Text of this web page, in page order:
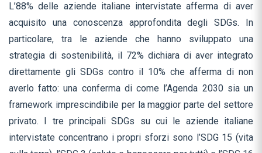
L’88% delle aziende italiane intervistate afferma di aver
acquisito una conoscenza approfondita degli SDGs. In
particolare, tra le aziende che hanno sviluppato una
strategia di sostenibilità, il 72% dichiara di aver integrato
direttamente gli SDGs contro il 10% che afferma di non
averlo fatto: una conferma di come l’Agenda 2030 sia un
framework imprescindibile per la maggior parte del settore
privato. I tre principali SDGs su cui le aziende italiane
intervistate concentrano i propri sforzi sono l’SDG 15 (vita